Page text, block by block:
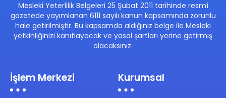
Mesleki Yeterlilik Belgeleri 25 Şubat 2011 tarihinde resmî
gazetede yayımlanan 6111 sayılı kanun kapsamında zorunlu
hale getirilmiştir. Bu kapsamda aldığınız belge ile Mesleki
yetkinliğinizi kanıtlayacak ve yasal şartları yerine getirmiş
olacaksınız.
İşlem Merkezi Kurumsal